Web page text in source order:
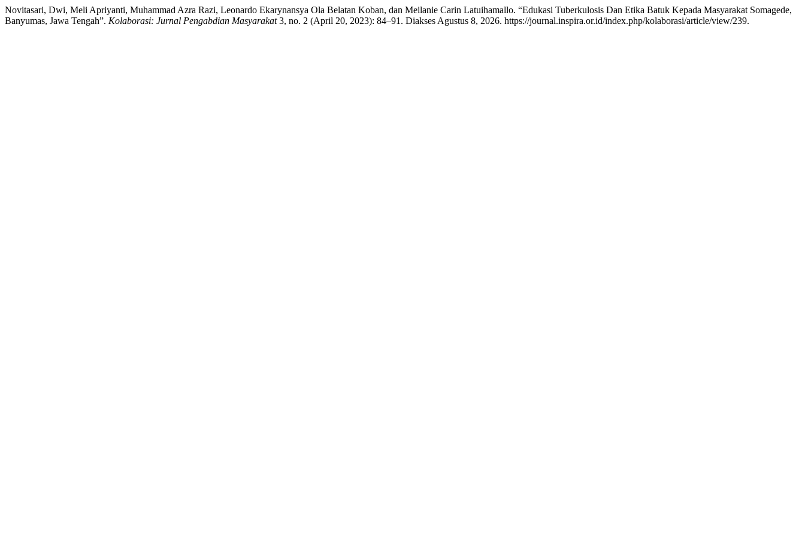
Novitasari, Dwi, Meli Apriyanti, Muhammad Azra Razi, Leonardo Ekarynansya Ola Belatan Koban, dan Meilanie Carin Latuihamallo. “Edukasi Tuberkulosis Dan Etika Batuk Kepada Masyarakat Somagede,
Banyumas, Jawa Tengah”. Kolaborasi: Jurnal Pengabdian Masyarakat3, no. 2 (April 20, 2023): 84–91. Diakses Agustus 8, 2026. https://journal.inspira.or.id/index.php/kolaborasi/article/view/239.